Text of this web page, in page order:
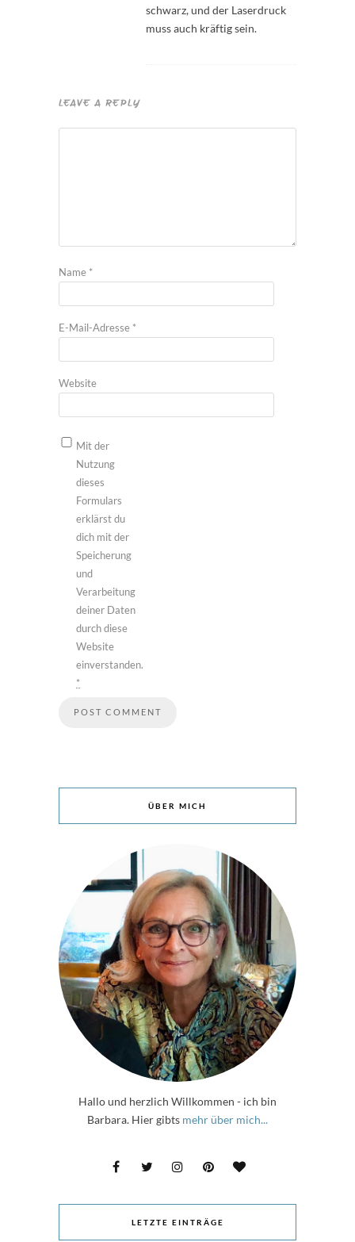
schwarz, und der Laserdruck
muss auch kräftig sein.
LEAVE A REPLY
Name *
E-Mail-Adresse *
Website
Mit der
Nutzung
dieses
Formulars
erklärst du
dich mit der
Speicherung
und
Verarbeitung
deiner Daten
durch diese
Website
einverstanden.
*
ÜBER MICH
Hallo und herzlich Willkommen - ich bin
Barbara. Hier gibts mehr über mich...
LETZTE EINTRÄGE